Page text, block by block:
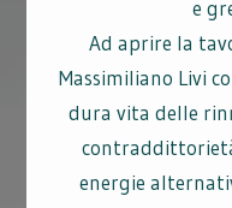
e
Ad aprire la
Massimiliano Livi
dura vita delle
energie